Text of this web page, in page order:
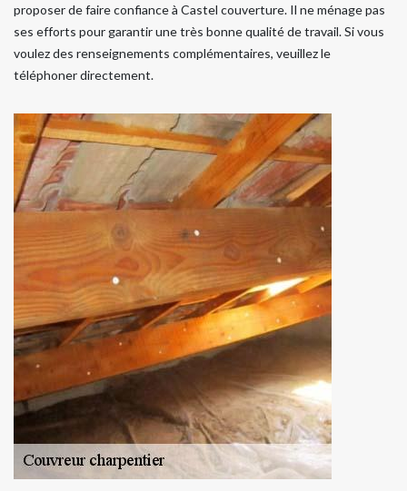
proposer de faire confiance à Castel couverture. Il ne ménage pas
ses efforts pour garantir une très bonne qualité de travail. Si vous
voulez des renseignements complémentaires, veuillez le
téléphoner directement.